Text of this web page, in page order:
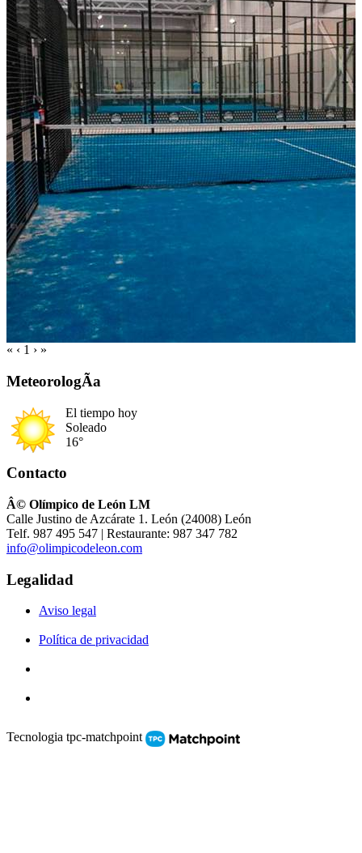
« ‹ 1 › »
MeteorologÃ­a
El tiempo hoy
Soleado
16°
Contacto
Â© Olímpico de León LM
Calle Justino de Azcárate 1. León (24008) León
Telf. 987 495 547 | Restaurante: 987 347 782
info@olimpicodeleon.com
Legalidad
Aviso legal
Política de privacidad
Tecnologia tpc-matchpoint